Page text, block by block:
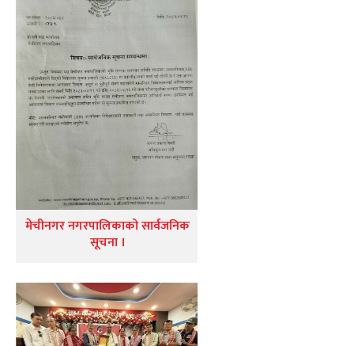
मेचीनगर नगरपालिकाको सार्वजनिक
सूचना ।